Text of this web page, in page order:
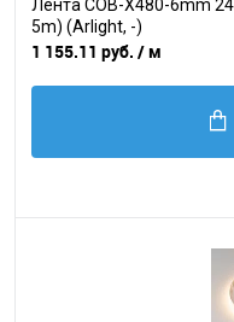
Лента COB-X480-6mm
5m) (Arlight, -)
1 155.11 руб. / м